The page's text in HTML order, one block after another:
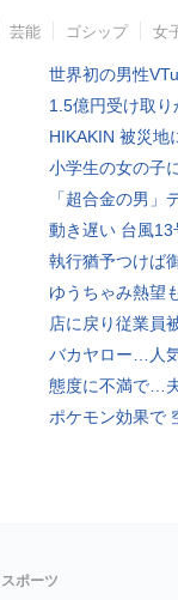
芸能 ゴシップ 女
世界初の男性
1.5億円受け取
HIKAKIN 被災地
小学生の女の子
「超合金の男」
動き遅い 台風
執行猶予つけば
ゆうちゃみ熱望
店に戻り従業員
バカヤロー…人
態度に不満で…
ポケモン効果で
スポーツ